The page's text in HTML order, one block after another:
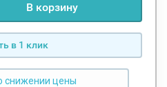
В корзину
в 1 клик
снижении цены